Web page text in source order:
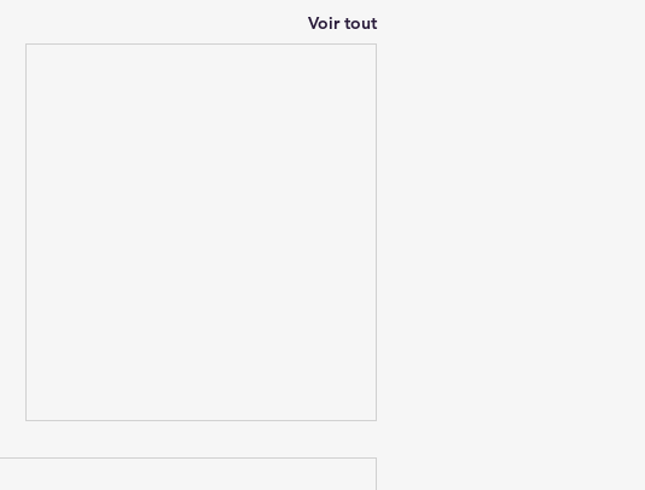
Voir tout